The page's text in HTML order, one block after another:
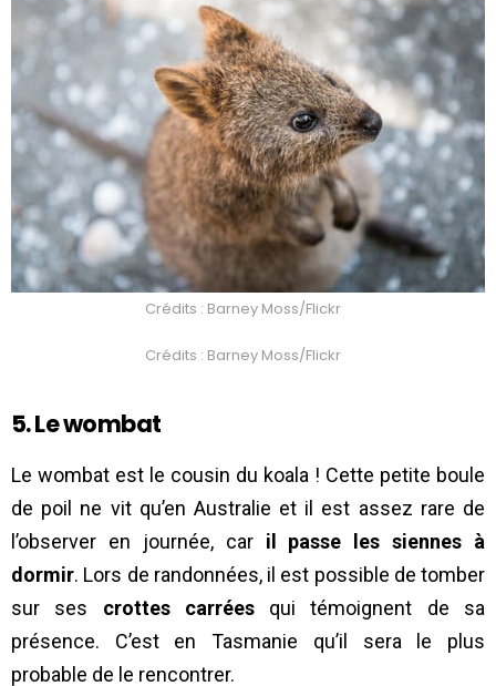
Crédits : Barney Moss/Flickr
Crédits : Barney Moss/Flickr
5. Le wombat
Le wombat est le cousin du koala ! Cette petite boule
de poil ne vit qu’en Australie et il est assez rare de
l’observer en journée, car il passe les siennes à
dormir. Lors de randonnées, il est possible de tomber
sur ses crottes carréesqui témoignent de sa
présence. C’est en Tasmanie qu’il sera le plus
probable de le rencontrer.